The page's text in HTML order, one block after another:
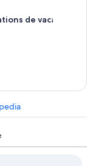
de vacances